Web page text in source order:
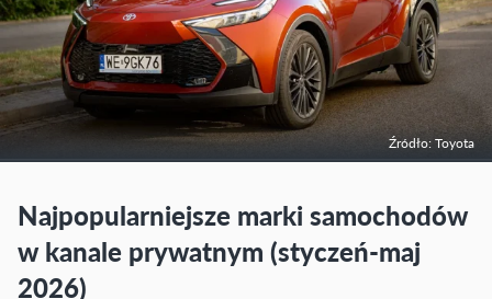
Źródło: Toyota
Najpopularniejsze marki samochodów
w kanale prywatnym (styczeń-maj
2026)